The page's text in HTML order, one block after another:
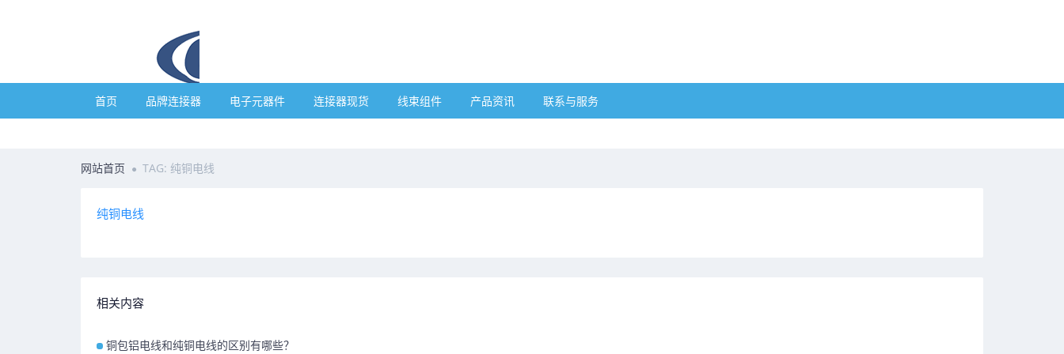
首页 品牌连接器 电子元器件 连接器现货 线束组件 产品资讯 联系与服务
网站首页 TAG: 纯铜电线
纯铜电线
相关内容
铜包铝电线和纯铜电线的区别有哪些？